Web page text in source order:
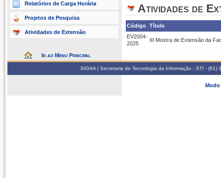
Relatórios de Carga Horária
Projetos de Pesquisa
Atividades de Extensão
Ir ao Menu Principal
Atividades de
Código Título
EV2004-
2025
III Mostra de Extensão da
SIGAA | Secretaria de Tecnologia da Informação - STI -
Modo